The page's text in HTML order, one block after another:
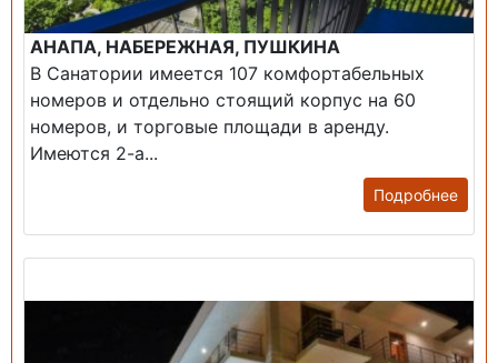
АНАПА, НАБЕРЕЖНАЯ, ПУШКИНА
В Санатории имеется 107 комфортабельных
номеров и отдельно стоящий корпус на 60
номеров, и торговые площади в аренду.
Имеются 2-а...
Подробнее